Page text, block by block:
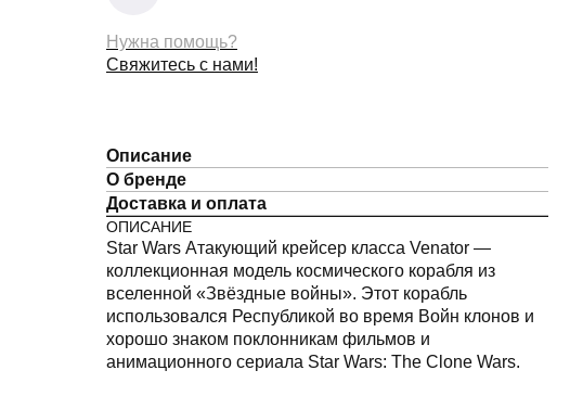
Нужна помощь?
Свяжитесь с нами!
Описание
О бренде
Доставка и оплата
ОПИСАНИЕ
Star Wars Атакующий крейсер класса Venator —
коллекционная модель космического корабля из
вселенной «Звёздные войны». Этот корабль
использовался Республикой во время Войн клонов и
хорошо знаком поклонникам фильмов и
анимационного сериала Star Wars: The Clone Wars.